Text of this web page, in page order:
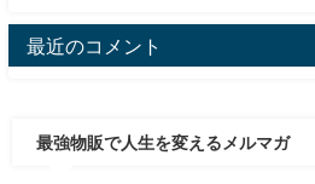
最近のコメント
最強物販で人生を変えるメルマガ